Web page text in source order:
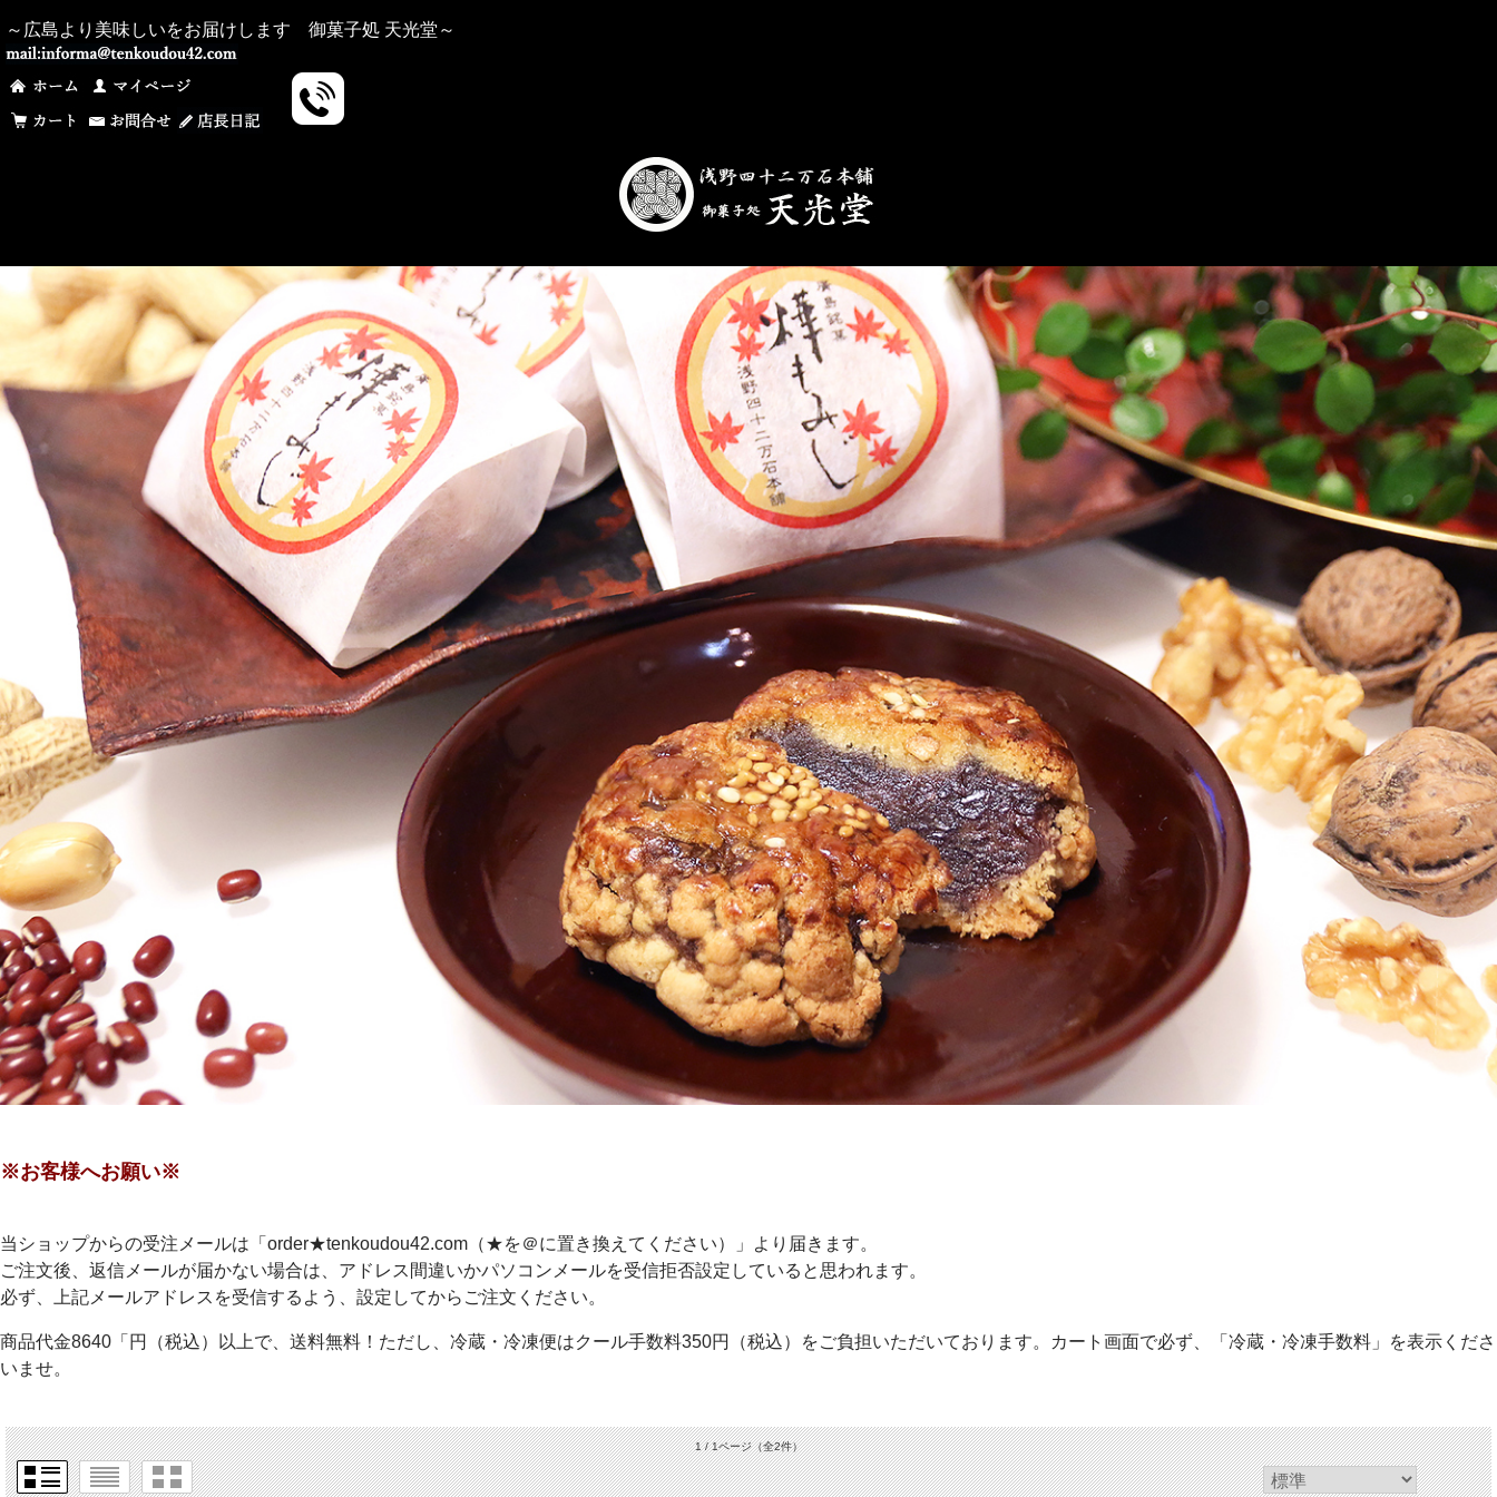
～広島より美味しいをお届けします 御菓子処 天光堂～
※お客様へお願い※
当ショップからの受注メールは「order★tenkoudou42.com（★を＠に置き換えてください）」より届きます。
ご注文後、返信メールが届かない場合は、アドレス間違いかパソコンメールを受信拒否設定していると思われます。
必ず、上記メールアドレスを受信するよう、設定してからご注文ください。
商品代金8640「円（税込）以上で、送料無料！ただし、冷蔵・冷凍便はクール手数料350円（税込）をご負担いただいております。カート画面で必ず、「冷蔵・冷凍手数料」を表示くださ
いませ。
1 / 1ページ（全2件）